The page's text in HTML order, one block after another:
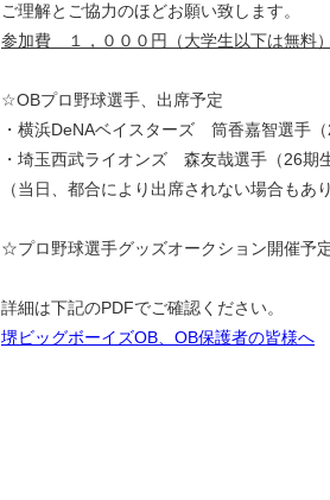
ご理解とご協力のほどお願い致します。
参加費 １，０００円（大学生以下は無料）
☆OBプロ野球選手、出席予定
・横浜DeNAベイスターズ 筒香嘉智選手（
・埼玉西武ライオンズ 森友哉選手（26期生
（当日、都合により出席されない場合もあ
☆プロ野球選手グッズオークション開催予定
詳細は下記のPDFでご確認ください。
堺ビッグボーイズOB、OB保護者の皆様へ